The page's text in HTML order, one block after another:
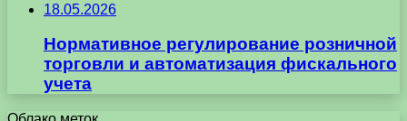
18.05.2026
Нормативное регулирование розничной
торговли и автоматизация фискального
учета